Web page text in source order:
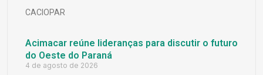
CACIOPAR
Acimacar reúne lideranças para discutir o futuro
do Oeste do Paraná
4 de agosto de 2026